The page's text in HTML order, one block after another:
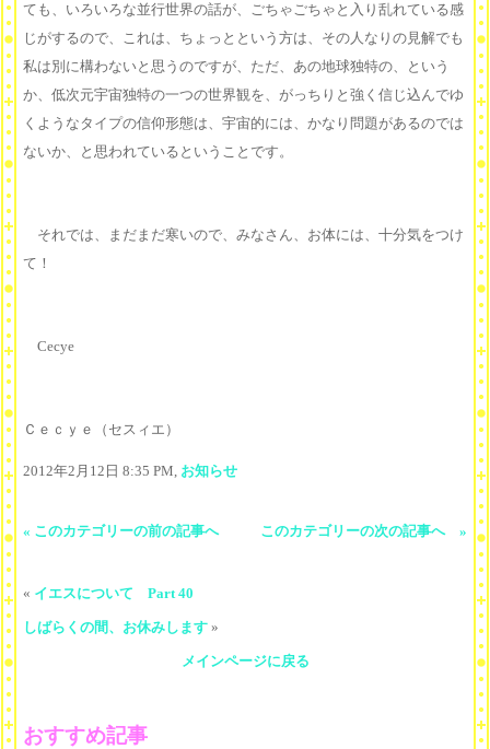
ても、いろいろな並行世界の話が、ごちゃごちゃと入り乱れている感
じがするので、これは、ちょっとという方は、その人なりの見解でも
私は別に構わないと思うのですが、ただ、あの地球独特の、という
か、低次元宇宙独特の一つの世界観を、がっちりと強く信じ込んでゆ
くようなタイプの信仰形態は、宇宙的には、かなり問題があるのでは
ないか、と思われているということです。
それでは、まだまだ寒いので、みなさん、お体には、十分気をつけ
て！
Cecye
Ｃｅｃｙｅ（セスィエ）
2012年2月12日 8:35 PM, お知らせ
« このカテゴリーの前の記事へ このカテゴリーの次の記事へ »
« イエスについて Part 40
しばらくの間、お休みします »
メインページに戻る
おすすめ記事